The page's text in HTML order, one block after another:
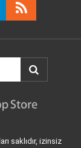
saklıdır, izinsiz